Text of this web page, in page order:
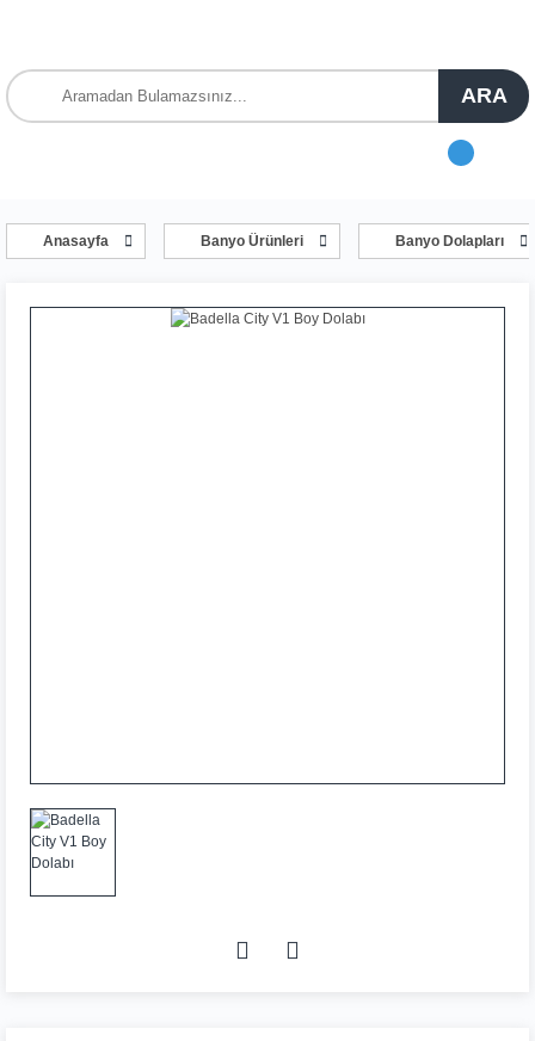
ARA
Anasayfa Banyo Ürünleri Banyo Dolapları